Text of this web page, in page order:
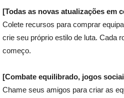
[Todas as novas atualizações em
Colete recursos para comprar
crie seu próprio estilo de luta. Cada
começo.
[Combate equilibrado, jogos
Chame seus amigos para criar as